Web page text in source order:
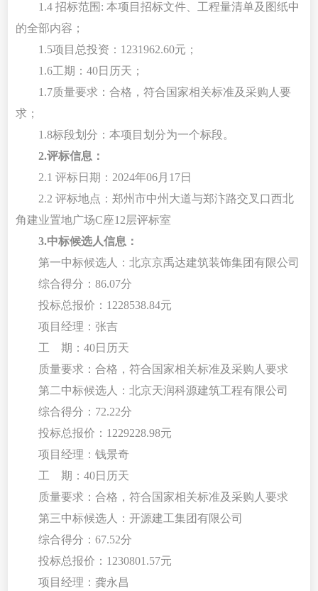
1.4 招标范围: 本项目招标文件、工程量清单及图纸中
的全部内容；
1.5项目总投资：1231962.60元；
1.6工期：40日历天；
1.7质量要求：合格，符合国家相关标准及采购人要
求；
1.8标段划分：本项目划分为一个标段。
2.评标信息 ：
2.1 评标日期： 2024年06月 17日
2.2 评标地点：郑州市中州大道与郑汴路交叉口西北
角建业置地广场C座12层评标室
3.中标候选人信息：
第一中标候选人：北京京禹达建筑装饰集团有限公司
综合得分：86.07分
投标总报价： 1228538.84元
项目经理：张吉
工
期：40日历天
质量要求：合格，符合国家相关标准及采购人要求
第二中标候选人：北京天润科源建筑工程有限公司
综合得分： 72.22分
投标总报价： 1229228.98元
项目经理：钱景奇
工
期：40日历天
质量要求：合格，符合国家相关标准及采购人要求
第三中标候选人：开源建工集团有限公司
综合得分：67.52分
投标总报价： 1230801.57元
项目经理：龚永昌